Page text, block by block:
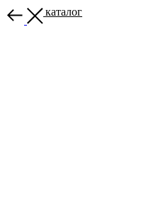
Назад в каталог